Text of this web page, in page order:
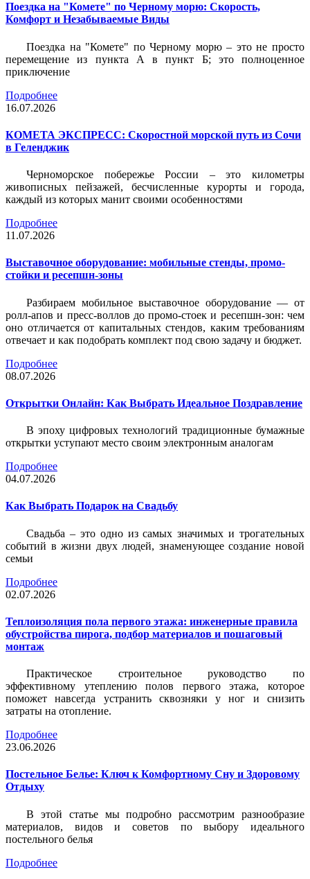
Поездка на "Комете" по Черному морю: Скорость,
Комфорт и Незабываемые Виды
Поездка на "Комете" по Черному морю – это не просто
перемещение из пункта А в пункт Б; это полноценное
приключение
Подробнее
16.07.2026
КОМЕТА ЭКСПРЕСС: Скоростной морской путь из Сочи
в Геленджик
Черноморское побережье России – это километры
живописных пейзажей, бесчисленные курорты и города,
каждый из которых манит своими особенностями
Подробнее
11.07.2026
Выставочное оборудование: мобильные стенды, промо-
стойки и ресепшн-зоны
Разбираем мобильное выставочное оборудование — от
ролл-апов и пресс-воллов до промо-стоек и ресепшн-зон: чем
оно отличается от капитальных стендов, каким требованиям
отвечает и как подобрать комплект под свою задачу и бюджет.
Подробнее
08.07.2026
Открытки Онлайн: Как Выбрать Идеальное Поздравление
В эпоху цифровых технологий традиционные бумажные
открытки уступают место своим электронным аналогам
Подробнее
04.07.2026
Как Выбрать Подарок на Свадьбу
Свадьба – это одно из самых значимых и трогательных
событий в жизни двух людей, знаменующее создание новой
семьи
Подробнее
02.07.2026
Теплоизоляция пола первого этажа: инженерные правила
обустройства пирога, подбор материалов и пошаговый
монтаж
Практическое строительное руководство по
эффективному утеплению полов первого этажа, которое
поможет навсегда устранить сквозняки у ног и снизить
затраты на отопление.
Подробнее
23.06.2026
Постельное Белье: Ключ к Комфортному Сну и Здоровому
Отдыху
В этой статье мы подробно рассмотрим разнообразие
материалов, видов и советов по выбору идеального
постельного белья
Подробнее